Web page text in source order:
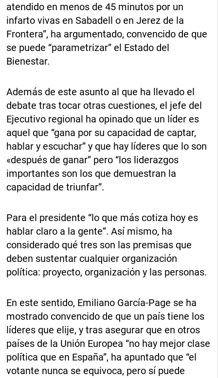
atendido en menos de 45 minutos por un
infarto vivas en Sabadell o en Jerez de la
Frontera”, ha argumentado, convencido de que
se puede “parametrizar” el Estado del
Bienestar.
Además de este asunto al que ha llevado el
debate tras tocar otras cuestiones, el jefe del
Ejecutivo regional ha opinado que un líder es
aquel que “gana por su capacidad de captar,
hablar y escuchar” y que hay líderes que lo son
«después de ganar” pero “los liderazgos
importantes son los que demuestran la
capacidad de triunfar”.
Para el presidente “lo que más cotiza hoy es
hablar claro a la gente”. Así mismo, ha
considerado qué tres son las premisas que
deben sustentar cualquier organización
política: proyecto, organización y las personas.
En este sentido, Emiliano García-Page se ha
mostrado convencido de que un país tiene los
líderes que elije, y tras asegurar que en otros
países de la Unión Europea “no hay mejor clase
política que en España”, ha apuntado que “el
votante nunca se equivoca, pero sí puede